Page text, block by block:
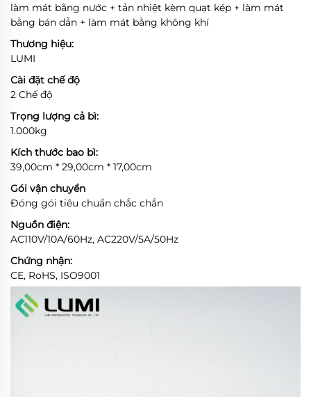
làm mát bằng nước + tản nhiệt kèm quạt kép + làm mát
bằng bán dẫn + làm mát bằng không khí
Thương hiệu:
LUMI
Cài đặt chế độ
2 Chế độ
Trọng lượng cả bì:
1.000kg
Kích thước bao bì:
39,00cm * 29,00cm * 17,00cm
Gói vận chuyển
Đóng gói tiêu chuẩn chắc chắn
Nguồn điện:
AC110V/10A/60Hz, AC220V/5A/50Hz
Chứng nhận:
CE, RoHS, ISO9001